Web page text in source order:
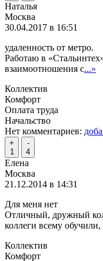
Наталья
Москва
30.04.2017 в 16:51
удаленность от метро.
Работаю в
взаимоотношения с...»
Коллектив
Комфорт
Оплата труда
Начальство
Нет комментариев:
+
1
-
4
Елена
Москва
21.12.2014 в 14:31
Для меня нет
Отличный, дружный
коллеги всему
Коллектив
Комфорт